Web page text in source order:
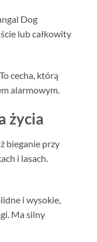
Dog
lub całkowity
cecha, którą
alarmowym.
życia
bieganie przy
i lasach.
i wysokie,
Ma silny